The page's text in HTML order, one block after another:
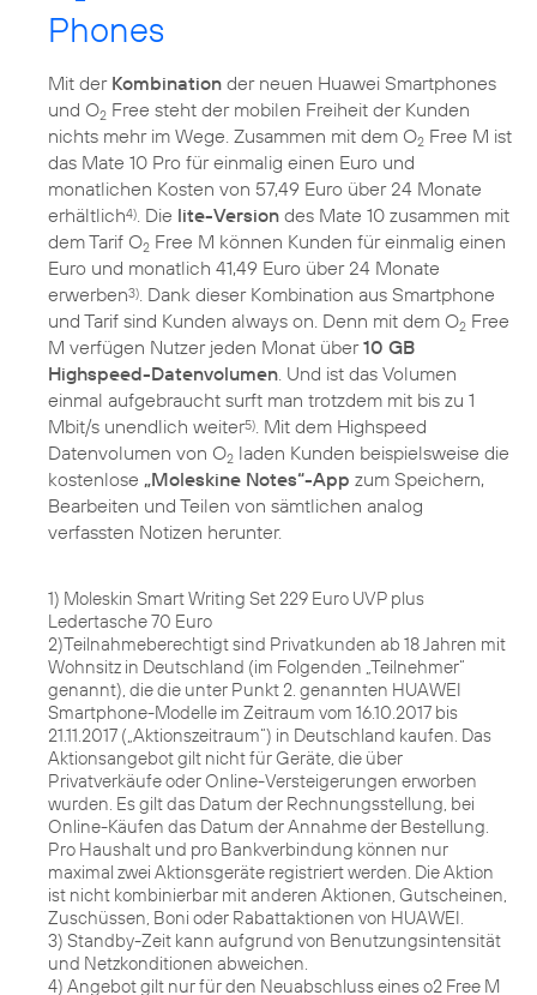
Phones
Mit der Kombination der neuen Huawei Smartphones
und O2 Free steht der mobilen Freiheit der Kunden
nichts mehr im Wege. Zusammen mit dem O2 Free M ist
das Mate 10 Pro für einmalig einen Euro und
monatlichen Kosten von 57,49 Euro über 24 Monate
erhältlich4) . Die lite-Version des Mate 10 zusammen mit
dem Tarif O2 Free M können Kunden für einmalig einen
Euro und monatlich 41,49 Euro über 24 Monate
erwerben3) . Dank dieser Kombination aus Smartphone
und Tarif sind Kunden always on. Denn mit dem O2 Free
M verfügen Nutzer jeden Monat über10 GB
Highspeed-Datenvolumen . Und ist das Volumen
einmal aufgebraucht surft man trotzdem mit bis zu 1
Mbit/s unendlich weiter5) . Mit dem Highspeed
Datenvolumen von O2 laden Kunden beispielsweise die
kostenlose „Moleskine Notes“-App zum Speichern,
Bearbeiten und Teilen von sämtlichen analog
verfassten Notizen herunter.
1) Moleskin Smart Writing Set 229 Euro UVP plus
Ledertasche 70 Euro
2)Teilnahmeberechtigt sind Privatkunden ab 18 Jahren mit
Wohnsitz in Deutschland (im Folgenden „Teilnehmer“
genannt), die die unter Punkt 2. genannten HUAWEI
Smartphone-Modelle im Zeitraum vom 16.10.2017 bis
21.11.2017 („Aktionszeitraum“) in Deutschland kaufen. Das
Aktionsangebot gilt nicht für Geräte, die über
Privatverkäufe oder Online-Versteigerungen erworben
wurden. Es gilt das Datum der Rechnungsstellung, bei
Online-Käufen das Datum der Annahme der Bestellung.
Pro Haushalt und pro Bankverbindung können nur
maximal zwei Aktionsgeräte registriert werden. Die Aktion
ist nicht kombinierbar mit anderen Aktionen, Gutscheinen,
Zuschüssen, Boni oder Rabattaktionen von HUAWEI.
3) Standby-Zeit kann aufgrund von Benutzungsintensität
und Netzkonditionen abweichen.
4) Angebot gilt nur für den Neuabschluss eines o2 Free M